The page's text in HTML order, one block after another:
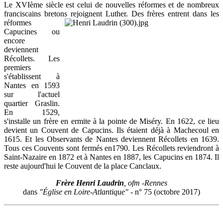
Le XVIème siècle est celui de nouvelles réformes et de nombreux
franciscains bretons rejoignent Luther. Des frères entrent dans les
réformes
Capucines ou
encore
deviennent
Récollets. Les
premiers
s'établissent à
Nantes en 1593
sur l'actuel
quartier Graslin.
En 1529,
s'installe un frère en ermite à la pointe de Miséry. En 1622, ce lieu
devient un Couvent de Capucins. Ils étaient déjà à Machecoul en
1615. Et les Observants de Nantes deviennent Récollets en 1639.
Tous ces Couvents sont fermés en1790. Les Récollets reviendront à
Saint-Nazaire en 1872 et à Nantes en 1887, les Capucins en 1874. Il
reste aujourd'hui le Couvent de la place Canclaux.
Frère Henri Laudrin , ofm -Rennes
dans "Église en Loire-Atlantique" - n° 75 (octobre 2017)